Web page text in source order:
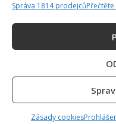
Správa 1814 prodejců
Zásady cookies
Poslední chvíle Ivety
cítila zlepšení, poté